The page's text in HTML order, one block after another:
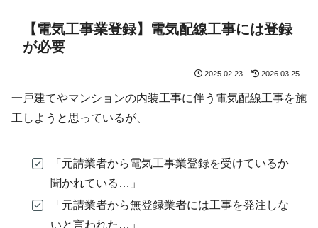
【電気工事業登録】電気配線工事には登録
が必要
2025.02.23 2026.03.25
一戸建てやマンションの内装工事に伴う電気配線工事を施
工しようと思っているが、
「元請業者から電気工事業登録を受けているか
聞かれている…」
「元請業者から無登録業者には工事を発注しな
いと言われた…」